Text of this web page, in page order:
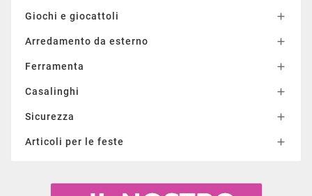
Giochi e giocattoli 
Arredamento da esterno 
Ferramenta 
Casalinghi 
Sicurezza 
Articoli per le feste 